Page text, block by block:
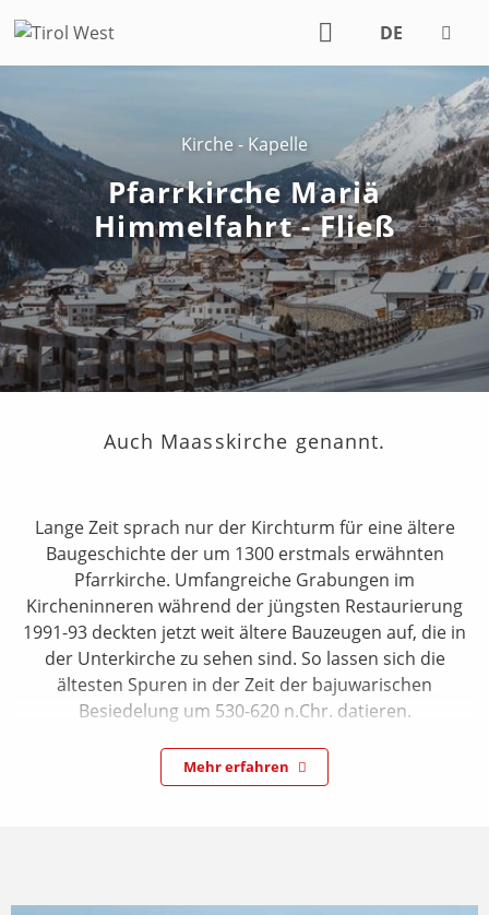
DE
Kirche - Kapelle
Pfarrkirche Mariä
Himmelfahrt - Fließ
Auch Maasskirche genannt.
Lange Zeit sprach nur der Kirchturm für eine ältere
Baugeschichte der um 1300 erstmals erwähnten
Pfarrkirche. Umfangreiche Grabungen im
Kircheninneren während der jüngsten Restaurierung
1991-93 deckten jetzt weit ältere Bauzeugen auf, die in
der Unterkirche zu sehen sind. So lassen sich die
ältesten Spuren in der Zeit der bajuwarischen
Besiedelung um 530-620 n.Chr. datieren.
Sichere Ergebnisse über die Gestalt der Kirche hat man
erst über den nach einem Brand um 1200 errichteten
Mehr erfahren